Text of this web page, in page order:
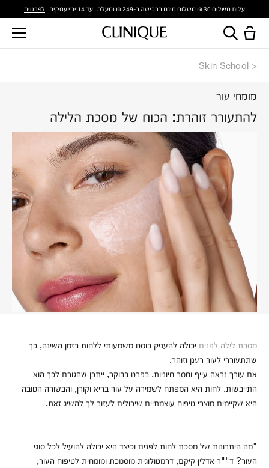
עלות משלוח 30 ₪ משלוח חינם ברכישה ב-249 ₪ ומעלה | עד 14 ימי עסקים לפרטים
Skin School
מומחי עור
להתעורר זוהרת: הכוח של מסכת הלילה
מסכת לילה לפנים יכולה להעניק בוסט משמעותי ללחות בזמן השינה, כך
שתתעוררי לעור רענן וזוהר.
אם עורך נראה עייף וחסר חיוניות, בפרט בבוקר, ייתכן שהגורם לכך הוא
התייבשות. לחות היא המפתח לשמירה על עור בריא וקורן, והבשורה הטובה
היא שקיימים מוצרי טיפוח עוצמתיים שיכולים לעזור לך להשיג זאת.
"מה היתרונות של מסכת לחות לפנים וכיצד היא יכולה להועיל לכל סוגי
העור? ד""ר אדלין קיקם, דרמטולוגית מוסמכת ומומחית לטיפוח העור,